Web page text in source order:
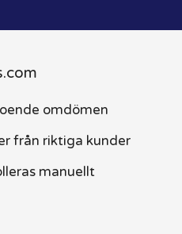
omdömen
från riktiga kunder
manuellt